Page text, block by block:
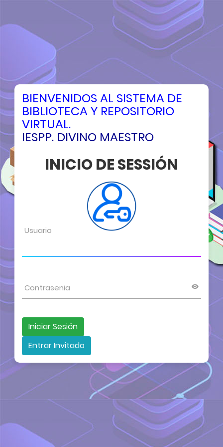
BIENVENIDOS AL SISTEMA DE
BIBLIOTECA Y REPOSITORIO
VIRTUAL.
IESPP. DIVINO MAESTRO
INICIO DE SESSIÓN
Entrar Invitado